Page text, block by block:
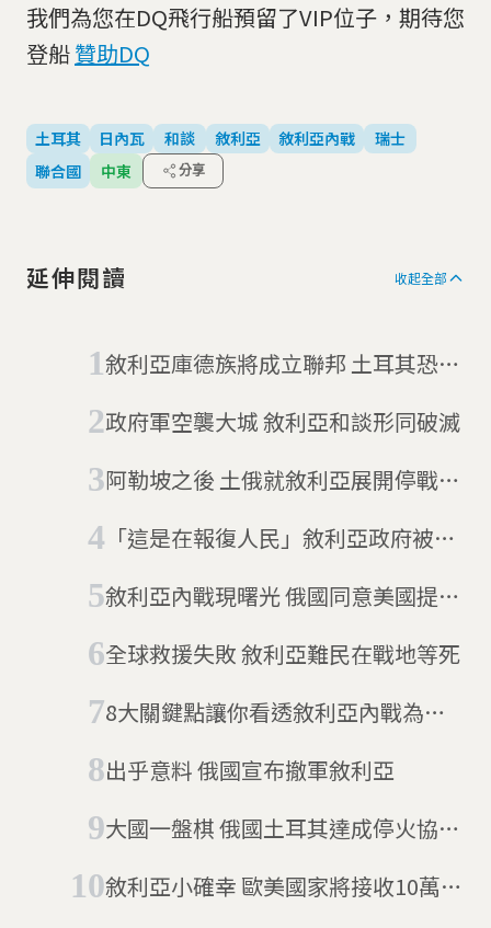
我們為您在DQ飛行船預留了VIP位子，期待您
登船贊助DQ
土耳其 日內瓦 和談 敘利亞 敘利亞內戰
瑞士
聯合國
中東 分享
延伸閱讀 收起全部
敘利亞庫德族將成立聯邦 土耳其恐大
政府軍空襲大城 敘利亞和談形同破滅
阿勒坡之後 土俄就敘利亞展開停戰協
「這是在報復人民」敘利亞政府被控
敘利亞內戰現曙光 俄國同意美國提出
全球救援失敗 敘利亞難民在戰地等死
8大關鍵點讓你看透敘利亞內戰為何
出乎意料 俄國宣布撤軍敘利亞
大國一盤棋 俄國土耳其達成停火協議
敘利亞小確幸 歐美國家將接收10萬難